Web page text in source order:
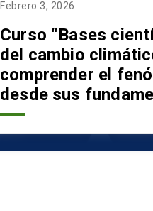
Febrero 3, 2026
Curso “Bases
del cambio
comprender el
desde sus